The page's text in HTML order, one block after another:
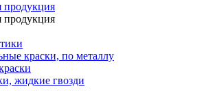
продукция
продукция
краски, по металлу
жидкие гвозди